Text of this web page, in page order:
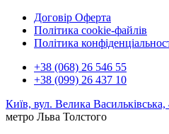
Договір Оферта
Політика cookie-файлів
Політика
+38 (068) 26 546 55
+38 (099) 26 437 10
Київ, вул. Велика Васильківська,
метро Льва Толстого